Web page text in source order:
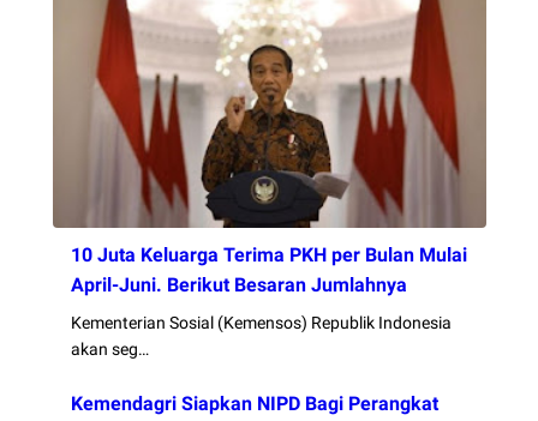
10 Juta Keluarga Terima PKH per Bulan Mulai
April-Juni. Berikut Besaran Jumlahnya
Kementerian Sosial (Kemensos) Republik Indonesia
akan seg…
Kemendagri Siapkan NIPD Bagi Perangkat